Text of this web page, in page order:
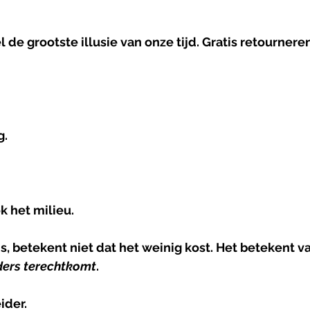
de grootste illusie van onze tijd. Gratis
het milieu.
betekent niet dat het weinig kost. Het betekent
terechtkomt.